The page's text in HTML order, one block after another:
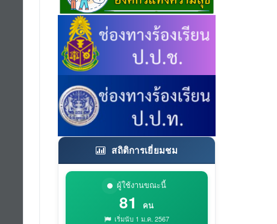
สถิติการเยี่ยมชม
ผู้ใช้งานขณะนี้
81 คน
เริ่มนับ 1 ม.ค. 2567